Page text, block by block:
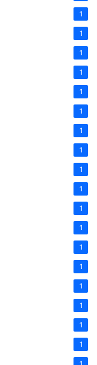
1
1
1
1
1
1
1
1
1
1
1
1
1
1
1
1
1
1